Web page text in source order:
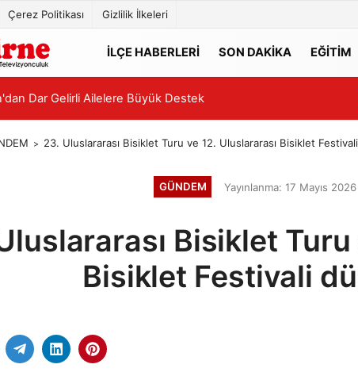
Çerez Politikası Gizlilik İlkeleri
İLÇE HABERLERİ SON DAKİKA EĞİTİM
Dar Gelirli Ailelere Büyük Destek
23. Uluslararası Bisiklet Turu ve 12. Uluslararası Bisiklet
GÜNDEM Yayınlanma: 17 Mayıs
Bisiklet Turu
Bisiklet Festivali